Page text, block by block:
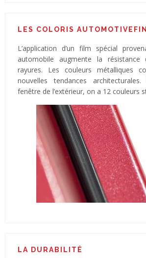
LES COLORIS
L’application d’un film spécial
automobile augmente la résistance
rayures. Les couleurs métalliques
nouvelles tendances
fenêtre de l’extérieur, on a 12 couleurs
LA DURABILITÉ